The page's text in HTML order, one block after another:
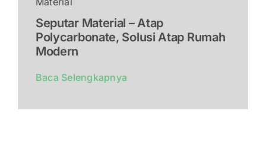
Seputar Material – Atap
Polycarbonate, Solusi Atap Rumah
Modern
Baca Selengkapnya